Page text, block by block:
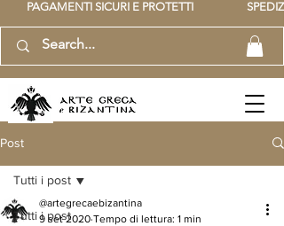
PAGAMENTI SICURI E PROTETTI
Post
Tutti i post
Tutti i post
@artegrecaebizantina
9 set 2020 Tempo di lettura: 1 min